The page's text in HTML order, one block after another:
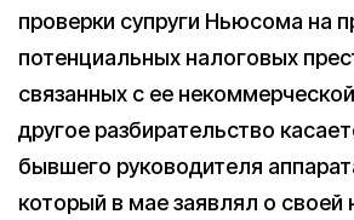
проверки супруги Ньюсома на
потенциальных налоговых
связанных с ее
другое разбирательство
бывшего руководителя
который в мае заявлял о своей